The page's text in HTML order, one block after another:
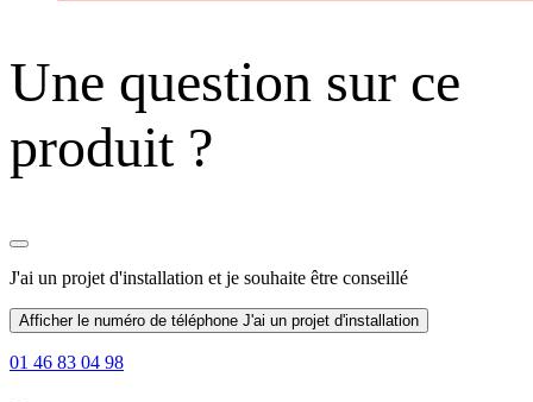
Une question sur ce
produit ?
J'ai un projet d'installation et je souhaite être conseillé
Afficher le numéro de téléphone J'ai un projet d'installation
01 46 83 04 98